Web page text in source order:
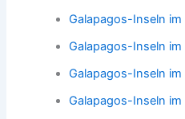
Galapagos-Inseln im
Galapagos-Inseln
Galapagos-Inseln
Galapagos-Inseln